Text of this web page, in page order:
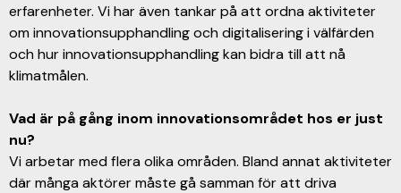
erfarenheter. Vi har även tankar på att ordna aktiviteter
om innovationsupphandling och digitalisering i välfärden
och hur innovationsupphandling kan bidra till att nå
klimatmålen.
Vad är på gång inom innovationsområdet hos er just
nu?
Vi arbetar med flera olika områden. Bland annat aktiviteter
där många aktörer måste gå samman för att driva